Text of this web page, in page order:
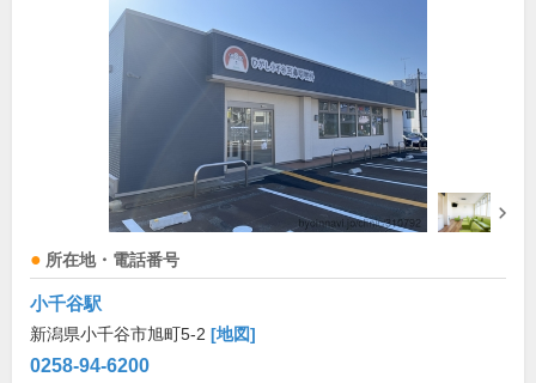
所在地・電話番号
小千谷駅
新潟県小千谷市旭町5-2 [地図]
0258-94-6200